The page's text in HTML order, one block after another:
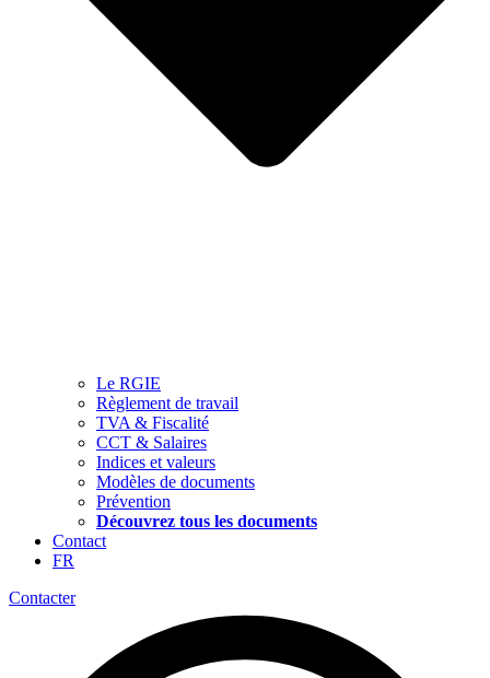
Le RGIE
Règlement de travail
TVA & Fiscalité
CCT & Salaires
Indices et valeurs
Modèles de documents
Prévention
Découvrez tous les documents
Contact
FR
Contacter